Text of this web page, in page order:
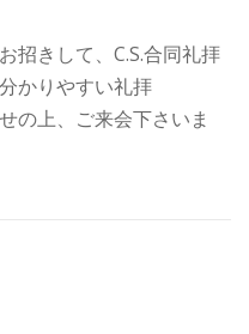
招きして、C.S.合同礼拝
かりやすい礼拝
の上、ご来会下さいま